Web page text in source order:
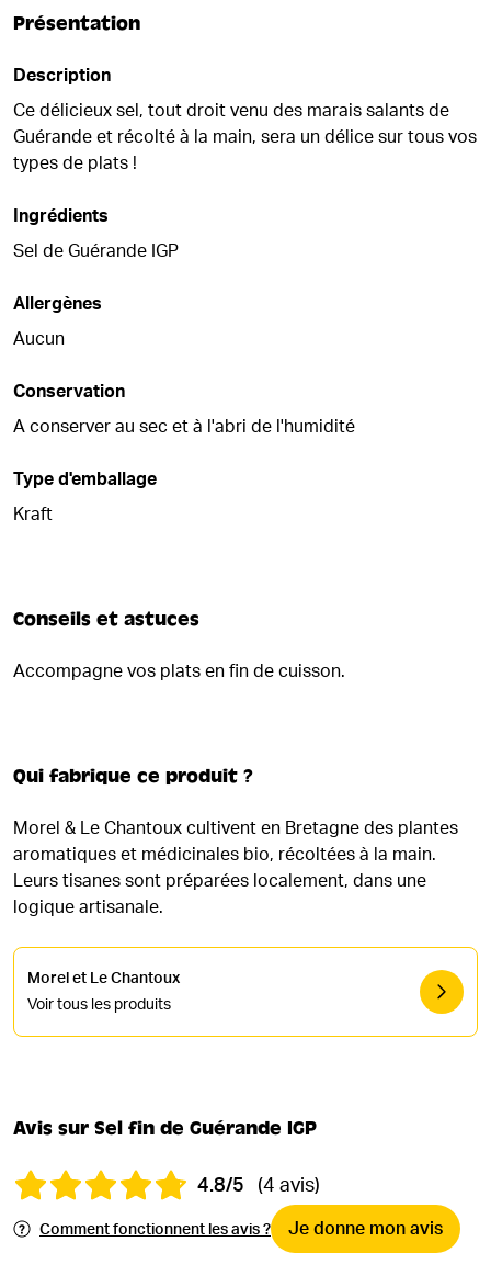
Présentation
Description
Ce délicieux sel, tout droit venu des marais salants de
Guérande et récolté à la main, sera un délice sur tous vos
types de plats !
Ingrédients
Sel de Guérande IGP
Allergènes
Aucun
Conservation
A conserver au sec et à l'abri de l'humidité
Type d'emballage
Kraft
Conseils et astuces
Accompagne vos plats en fin de cuisson.
Qui fabrique ce produit ?
Morel & Le Chantoux cultivent en Bretagne des plantes
aromatiques et médicinales bio, récoltées à la main.
Leurs tisanes sont préparées localement, dans une
logique artisanale.
Morel et Le Chantoux
Voir tous les produits
Avis sur Sel fin de Guérande IGP
4.8/5 (4 avis)
Comment fonctionnent les avis ? Je donne mon avis